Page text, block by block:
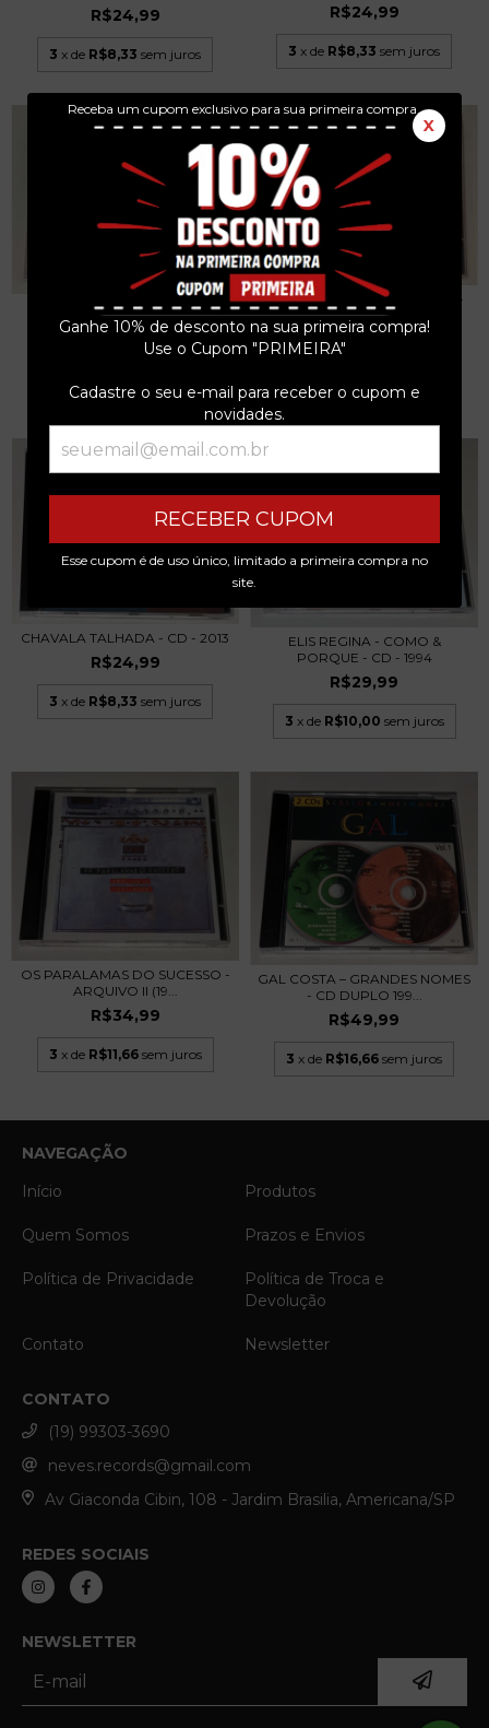
Receba um cupom exclusivo para sua primeira compra.
X
Ganhe 10% de desconto na sua primeira compra!
Use o Cupom "PRIMEIRA"
Cadastre o seu e-mail para receber o cupom e
novidades.
RECEBER CUPOM
Esse cupom é de uso único, limitado a primeira compra no
site.
R$24,99
3 x de R$8,33 sem juros
R$24,99
3 x de R$8,33 sem juros
PEDRO LUÍS E A PAREDE – É
TUDO 1 REAL -...
R$24,99
x deR$8,33 sem juros
SAM COOKE - YOU SEND ME -
CD 1995
R$24,99
CHAVALA TALHADA - CD - 2013
R$24,99
3 x de R$8,33 sem juros
ELIS REGINA - COMO &
PORQUE - CD - 1994
R$29,99
3 x de R$10,00 sem juros
OS PARALAMAS DO SUCESSO -
ARQUIVO II (19...
R$34,99
3 x de R$11,66 sem juros
GAL COSTA – GRANDES NOMES
- CD DUPLO 199...
R$49,99
3 x de R$16,66 sem juros
NAVEGAÇÃO
Início
Produtos
Quem Somos Prazos e Envios
Política de Privacidade
Política de Troca e
Devolução
Contato Newsletter
CONTATO
(19) 99303-3690
neves.records@gmail.com
Av Giaconda Cibin, 108 - Jardim Brasilia, Americana/SP
REDES SOCIAIS
NEWSLETTER